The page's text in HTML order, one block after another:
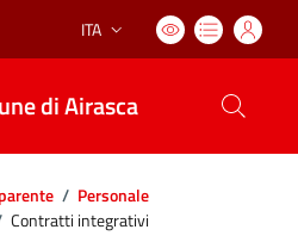
Lingua attiva:
ITA
di Airasca
/ Personale
Contratti integrativi